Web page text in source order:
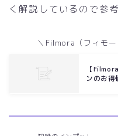
く解説しているので参
＼Filmora（フィモ
【
ンのお得